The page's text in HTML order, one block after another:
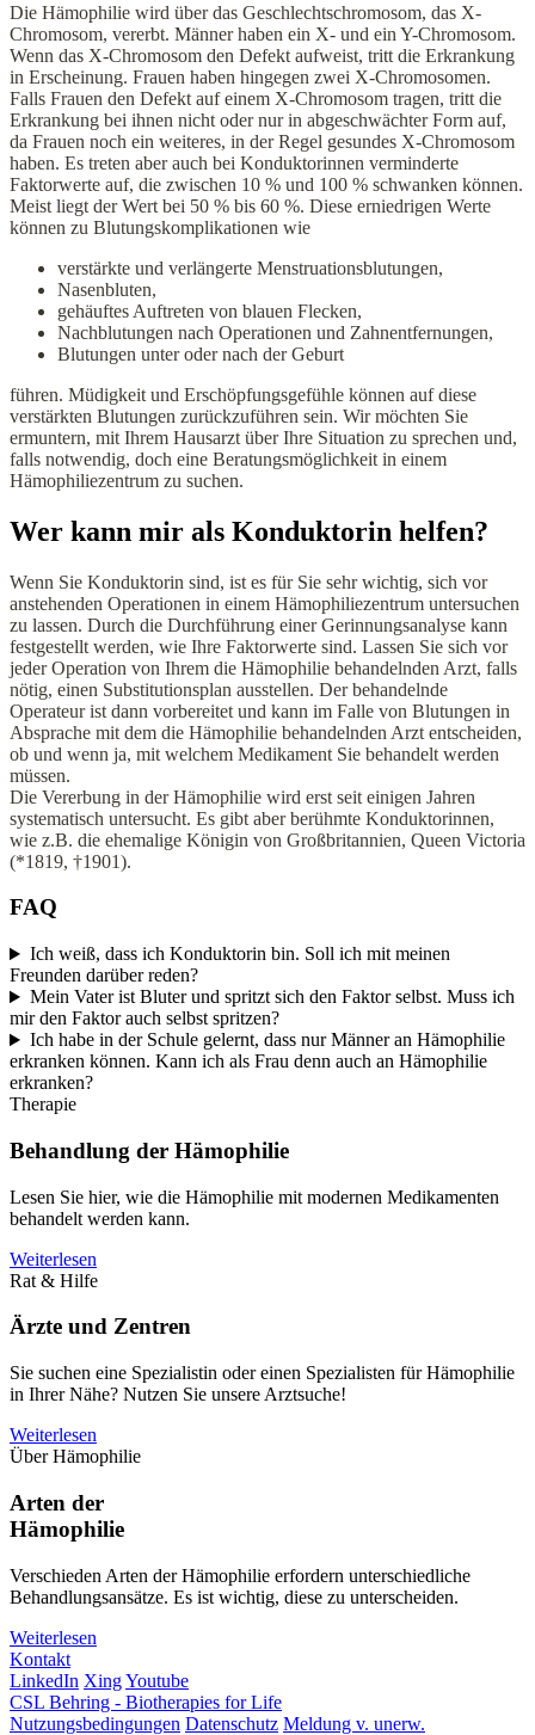
Die Hämophilie wird über das Geschlechtschromosom, das X-
Chromosom, vererbt. Männer haben ein X- und ein Y-Chromosom.
Wenn das X-Chromosom den Defekt aufweist, tritt die Erkrankung
in Erscheinung. Frauen haben hingegen zwei X-Chromosomen.
Falls Frauen den Defekt auf einem X-Chromosom tragen, tritt die
Erkrankung bei ihnen nicht oder nur in abgeschwächter Form auf,
da Frauen noch ein weiteres, in der Regel gesundes X-Chromosom
haben. Es treten aber auch bei Konduktorinnen verminderte
Faktorwerte auf, die zwischen 10 % und 100 % schwanken können.
Meist liegt der Wert bei 50 % bis 60 %. Diese erniedrigen Werte
können zu Blutungskomplikationen wie
verstärkte und verlängerte Menstruationsblutungen,
Nasenbluten,
gehäuftes Auftreten von blauen Flecken,
Nachblutungen nach Operationen und Zahnentfernungen,
Blutungen unter oder nach der Geburt
führen. Müdigkeit und Erschöpfungsgefühle können auf diese
verstärkten Blutungen zurückzuführen sein. Wir möchten Sie
ermuntern, mit Ihrem Hausarzt über Ihre Situation zu sprechen und,
falls notwendig, doch eine Beratungsmöglichkeit in einem
Hämophiliezentrum zu suchen.
Wer kann mir als Konduktorin helfen?
Wenn Sie Konduktorin sind, ist es für Sie sehr wichtig, sich vor
anstehenden Operationen in einem Hämophiliezentrum untersuchen
zu lassen. Durch die Durchführung einer Gerinnungsanalyse kann
festgestellt werden, wie Ihre Faktorwerte sind. Lassen Sie sich vor
jeder Operation von Ihrem die Hämophilie behandelnden Arzt, falls
nötig, einen Substitutionsplan ausstellen. Der behandelnde
Operateur ist dann vorbereitet und kann im Falle von Blutungen in
Absprache mit dem die Hämophilie behandelnden Arzt entscheiden,
ob und wenn ja, mit welchem Medikament Sie behandelt werden
müssen.
Die Vererbung in der Hämophilie wird erst seit einigen Jahren
systematisch untersucht. Es gibt aber berühmte Konduktorinnen,
wie z.B. die ehemalige Königin von Großbritannien, Queen Victoria
(*1819, †1901).
FAQ
Ich weiß, dass ich Konduktorin bin. Soll ich mit meinen
Freunden darüber reden?
Mein Vater ist Bluter und spritzt sich den Faktor selbst. Muss ich
mir den Faktor auch selbst spritzen?
Ich habe in der Schule gelernt, dass nur Männer an Hämophilie
erkranken können. Kann ich als Frau denn auch an Hämophilie
erkranken?
Therapie
Behandlung der Hämophilie
Lesen Sie hier, wie die Hämophilie mit modernen Medikamenten
behandelt werden kann.
Weiterlesen
Rat & Hilfe
Ärzte und Zentren
Sie suchen eine Spezialistin oder einen Spezialisten für Hämophilie
in Ihrer Nähe? Nutzen Sie unsere Arztsuche!
Weiterlesen
Über Hämophilie
Arten der
Hämophilie
Verschieden Arten der Hämophilie erfordern unterschiedliche
Behandlungsansätze. Es ist wichtig, diese zu unterscheiden.
Weiterlesen
Kontakt
LinkedIn XingYoutube
CSL Behring - Biotherapies for Life
Nutzungsbedingungen Datenschutz Meldung v. unerw.